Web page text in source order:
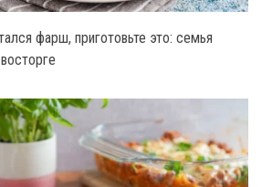
фарш, приготовьте это: семья